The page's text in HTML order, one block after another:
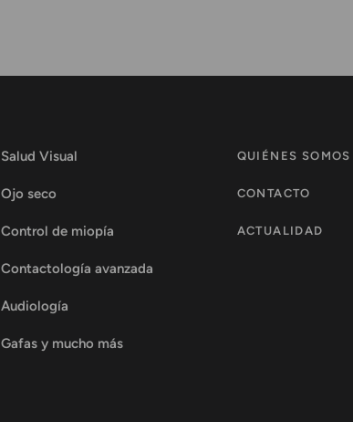
Salud Visual
Ojo seco
Control de miopía
Contactología avanzada
Audiología
Gafas y mucho más
QUIÉNES SOMOS
CONTACTO
ACTUALIDAD